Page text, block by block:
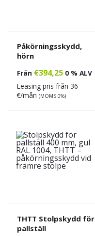
Påkörningsskydd,
hörn
Från €394,25 0 % ALV
Leasing pris från 36
€/mån (MOMS 0%)
THTT Stolpskydd för
pallställ